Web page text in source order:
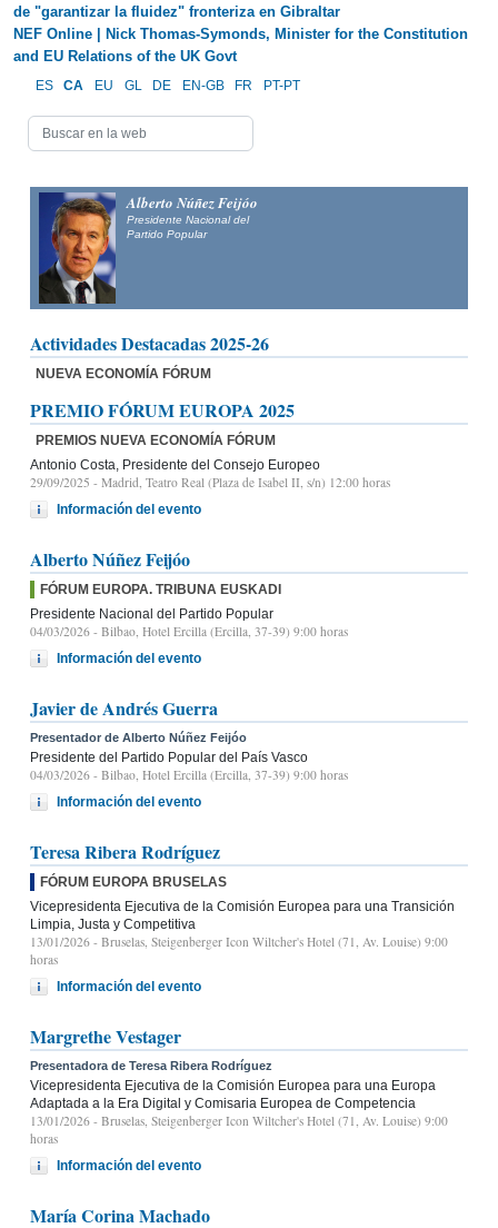
de "garantizar la fluidez" fronteriza en Gibraltar
NEF Online | Nick Thomas-Symonds, Minister for the Constitution
and EU Relations of the UK Govt
ES CA EU GL DE EN-GB FR PT-PT
Alberto Núñez Feijóo
Presidente Nacional del
Partido Popular
Actividades Destacadas 2025-26
NUEVA ECONOMÍA FÓRUM
PREMIO FÓRUM EUROPA 2025
PREMIOS NUEVA ECONOMÍA FÓRUM
Antonio Costa, Presidente del Consejo Europeo
29/09/2025 - Madrid, Teatro Real (Plaza de Isabel II, s/n) 12:00 horas
Información del evento
Alberto Núñez Feijóo
FÓRUM EUROPA. TRIBUNA EUSKADI
Presidente Nacional del Partido Popular
04/03/2026 - Bilbao, Hotel Ercilla (Ercilla, 37-39) 9:00 horas
Información del evento
Javier de Andrés Guerra
Presentador de Alberto Núñez Feijóo
Presidente del Partido Popular del País Vasco
04/03/2026 - Bilbao, Hotel Ercilla (Ercilla, 37-39) 9:00 horas
Información del evento
Teresa Ribera Rodríguez
FÓRUM EUROPA BRUSELAS
Vicepresidenta Ejecutiva de la Comisión Europea para una Transición
Limpia, Justa y Competitiva
13/01/2026 - Bruselas, Steigenberger Icon Wiltcher's Hotel (71, Av. Louise) 9:00
horas
Información del evento
Margrethe Vestager
Presentadora de Teresa Ribera Rodríguez
Vicepresidenta Ejecutiva de la Comisión Europea para una Europa
Adaptada a la Era Digital y Comisaria Europea de Competencia
13/01/2026 - Bruselas, Steigenberger Icon Wiltcher's Hotel (71, Av. Louise) 9:00
horas
Información del evento
María Corina Machado